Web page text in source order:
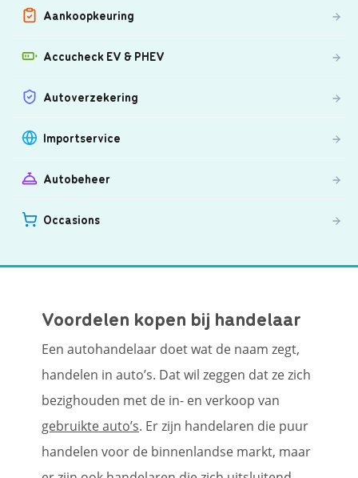
Aankoopkeuring
Accucheck EV & PHEV
Autoverzekering
Importservice
Autobeheer
Occasions
Voordelen kopen bij handelaar
Een autohandelaar doet wat de naam zegt,
handelen in auto’s. Dat wil zeggen dat ze zich
bezighouden met de in- en verkoop van
gebruikte auto’s. Er zijn handelaren die puur
handelen voor de binnenlandse markt, maar